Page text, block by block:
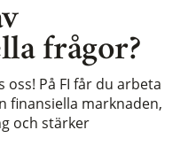
frågor?
På FI får du arbeta
finansiella marknaden,
och stärker